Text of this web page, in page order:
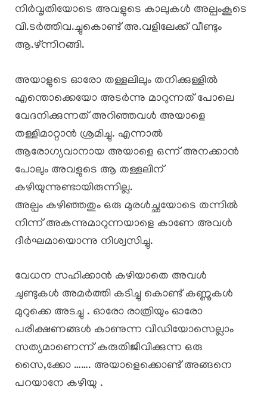
നിർവൃതിയോടെ അവളുടെ കാലുകൾ അല്പംകൂടെ
വി.ടർത്തിവ.ച്ചുകൊണ്ട് അ.വളിലേക്ക് വീണ്ടും
ആ.ഴ്ന്നിറങ്ങി.
അയാളുടെ ഓരോ തള്ളലിലും തനിക്കുള്ളിൽ
എന്തൊക്കെയോ അടർന്നു മാറുന്നത് പോലെ
വേദനിക്കുന്നത് അറിഞ്ഞവൾ അയാളെ
തള്ളിമാറ്റാൻ ശ്രമിച്ചു. എന്നാൽ
ആരോഗ്യവാനായ അയാളെ ഒന്ന് അനക്കാൻ
പോലും അവളുടെ ആ തള്ളലിന്
കഴിയുന്നുണ്ടായിരുന്നില്ല.
അല്പം കഴിഞ്ഞതും ഒരു മുരൾച്ഛയോടെ തന്നിൽ
നിന്ന് അകന്നുമാറുന്നയാളെ കാണേ അവൾ
ദീർഘമായൊന്നു നിശ്വസിച്ചു.
വേധന സഹിക്കാൻ കഴിയാതെ അവൾ
ചുണ്ടുകൾ അമർത്തി കടിച്ചു കൊണ്ട് കണ്ണുകൾ
മുറുക്കെ അടച്ചു . ഓരോ രാത്രിയും ഓരോ
പരീക്ഷണങ്ങൾ കാണുന്ന വീഡിയോസെല്ലാം
സത്യമാണെന്ന് കരുതിജീവിക്കുന്ന ഒരു
സൈ,ക്കോ ……. അയാളെക്കൊണ്ട് അങ്ങനെ
പറയാനേ കഴിയു .